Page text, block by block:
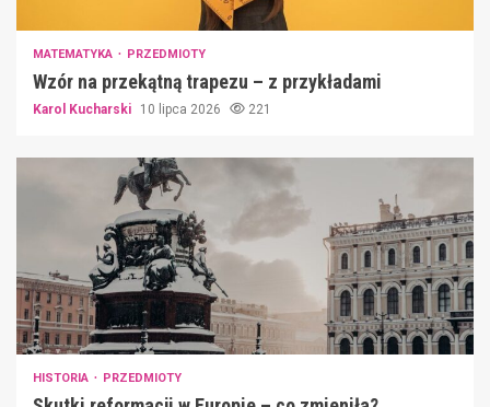
MATEMATYKA PRZEDMIOTY
Wzór na przekątną trapezu – z przykładami
Karol Kucharski 10 lipca 2026 221
HISTORIA PRZEDMIOTY